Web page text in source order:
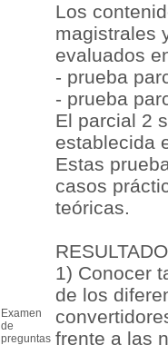
Examen
de
preguntas
Los
magistrales
evaluados
- prueba
- prueba
El parcial 2
establecida
Estas
casos
teóricas.
1) Conocer
de los
frente a las